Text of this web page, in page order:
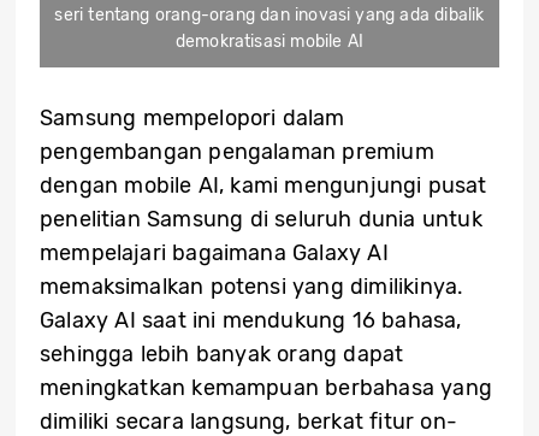
seri tentang orang-orang dan inovasi yang ada dibalik
demokratisasi mobile AI
Samsung mempelopori dalam
pengembangan pengalaman premium
dengan mobile AI, kami mengunjungi pusat
penelitian Samsung di seluruh dunia untuk
mempelajari bagaimana Galaxy AI
memaksimalkan potensi yang dimilikinya.
Galaxy AI saat ini mendukung 16 bahasa,
sehingga lebih banyak orang dapat
meningkatkan kemampuan berbahasa yang
dimiliki secara langsung, berkat fitur on-